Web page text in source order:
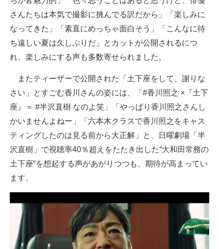
さんたちは本気で撮影に挑んでる訳だから」「楽しみに
なってきた」「素直にめっちゃ面白そう」「こんなに待
ち遠しい夏は久しぶりだ」とカットが公開されるにつ
れ、楽しみにする声も多数寄せられました。
またティーザーで公開された「土下座をして、謝りな
さい」とすごむ香川さんの姿には、「#香川照之 ×『土下
座』＝ #半沢直樹 なのよ笑」「やっぱり香川照之さんし
かいませんよねー」「六本木クラスで香川照之をキャス
ティングしたのは見る前から大正解」と、日曜劇場「半
沢直樹」で視聴率40％超えをたたき出した“大和田常務の
土下座”を想起する声があがりつつも、期待が高まってい
ます。